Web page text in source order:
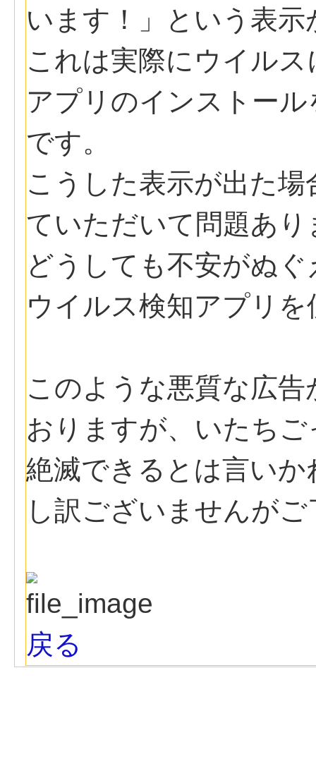
います！」という表
これは実際にウイル
アプリのインストー
です。
こうした表示が出た
ていただいて問題あり
どうしても不安がぬ
ウイルス検知アプリ
このような悪質な広
おりますが、いたち
絶滅できるとは言い
し訳ございませんが
戻る